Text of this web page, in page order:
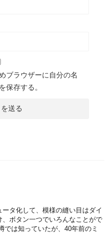
ブラウザーに自分の名
保存する。
ータ化して、模様の縫い目はダイ
、ボタン一つでいろんなことがで
では知っていたが、40年前のミ